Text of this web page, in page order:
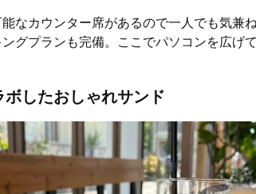
なカウンター席があるので一人でも気兼
グプランも完備。ここでパソコンを広げ
したおしゃれサンド